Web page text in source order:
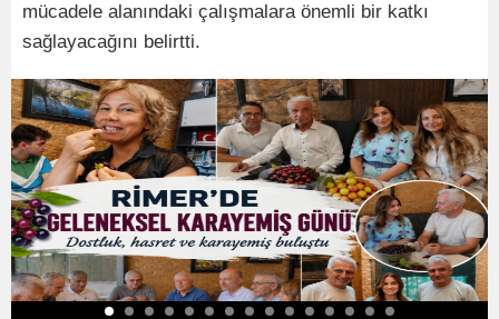
mücadele alanındaki çalışmalara önemli bir katkı
sağlayacağını belirtti.